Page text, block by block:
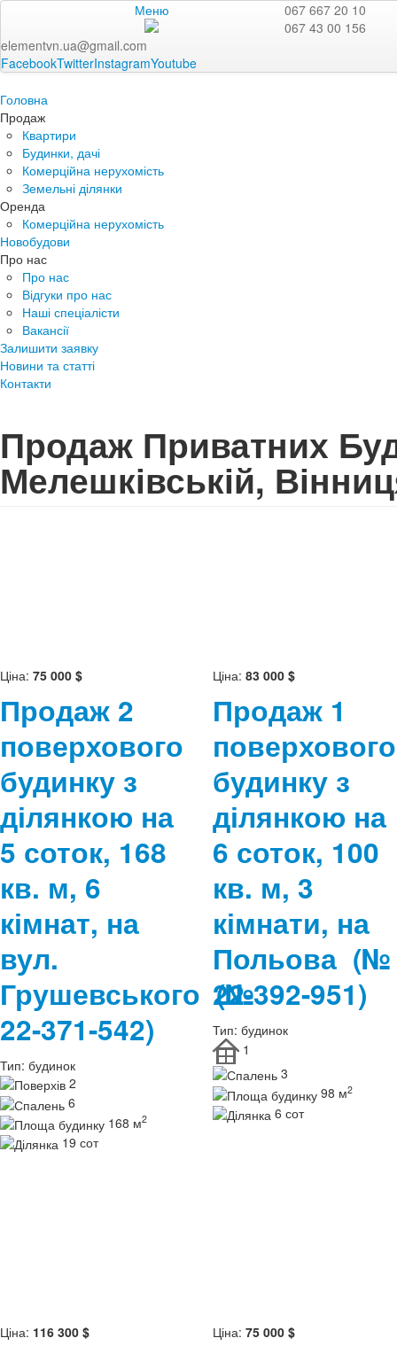
Меню
067 667 20 10
067 43 00 156
elementvn.ua@gmail.com
FacebookTwitterInstagramYoutube
Головна
Продаж
Квартири
Будинки, дачі
Комерційна нерухомість
Земельні ділянки
Оренда
Комерційна нерухомість
Новобудови
Про нас
Про нас
Відгуки про нас
Наші спеціалісти
Вакансії
Залишити заявку
Новини та статті
Контакти
Продаж Приватних
Мелешківській,
Ціна: 75 000 $
Продаж 2
поверхового
будинку з
ділянкою на
5 соток, 168
кв. м, 6
кімнат, на
вул.
Грушевського(№
22-371-542)
Тип: будинок
2
6
168 м2
19 сот
Ціна: 83 000 $
Продаж 1
поверхового
будинку з
ділянкою на
6 соток, 100
кв. м, 3
кімнати, на
Польова (№
22-392-951)
Тип: будинок
1
3
98 м2
6 сот
Ціна: 116 300 $ Ціна: 75 000 $